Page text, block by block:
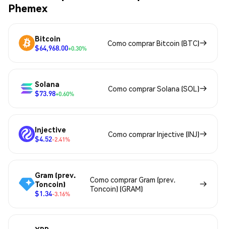
Phemex
Bitcoin
$64,968.00+0.30%
Como comprar Bitcoin (BTC)
Solana
$73.98+0.60%
Como comprar Solana (SOL)
Injective
$4.52-2.41%
Como comprar Injective (INJ)
Gram (prev.
Toncoin)
$1.34-3.16%
Como comprar Gram (prev.
Toncoin) (GRAM)